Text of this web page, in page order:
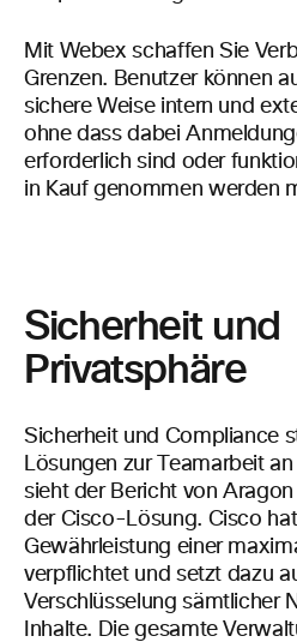
Mit Webex schaffen Sie
Grenzen. Benutzer können
sichere Weise intern und
ohne dass dabei
erforderlich sind oder
in Kauf genommen werden
Sicherheit und
Privatsphäre
Sicherheit und Compliance
Lösungen zur Teamarbeit
sieht der Bericht von
der Cisco-Lösung. Cisco
Gewährleistung einer
verpflichtet und setzt dazu
Verschlüsselung sämtlicher
Inhalte. Die gesamte